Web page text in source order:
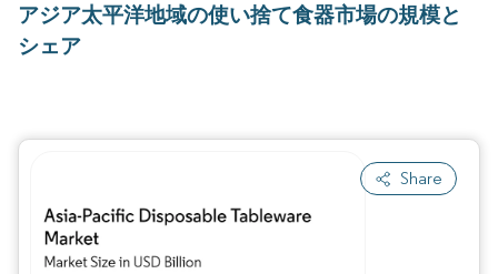
アジア太平洋地域の使い捨て食器市場の規模と
シェア
Share